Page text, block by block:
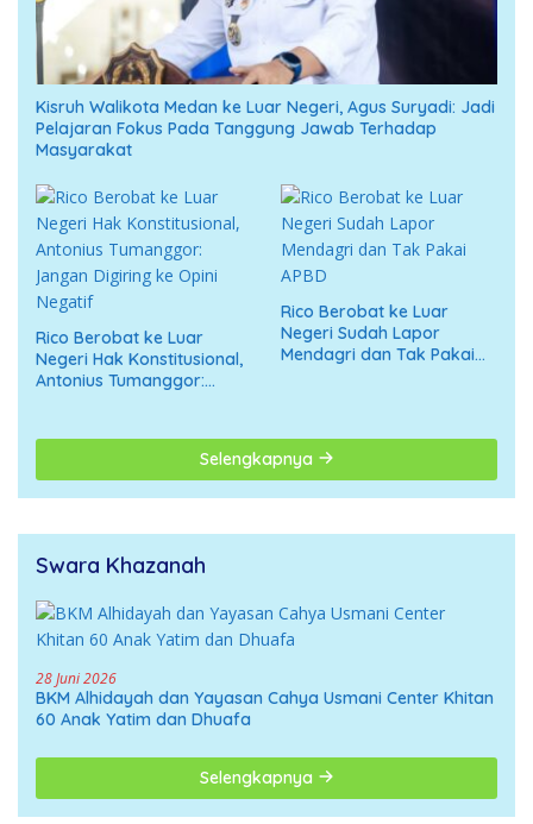
Kisruh Walikota Medan ke Luar Negeri, Agus Suryadi: Jadi
Pelajaran Fokus Pada Tanggung Jawab Terhadap
Masyarakat
Rico Berobat ke Luar
Negeri Hak Konstitusional,
Antonius Tumanggor:
Rico Berobat ke Luar
Negeri Sudah Lapor
Mendagri dan Tak Pakai
Selengkapnya
Swara Khazanah
28 Juni 2026
BKM Alhidayah dan Yayasan Cahya Usmani Center Khitan
60 Anak Yatim dan Dhuafa
Selengkapnya